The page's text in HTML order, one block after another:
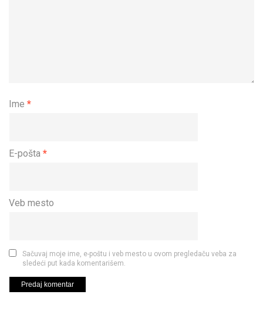
Ime *
E-pošta *
Veb mesto
Sačuvaj moje ime, e-poštu i veb mesto u ovom pregledaču veba za
sledeći put kada komentarišem.